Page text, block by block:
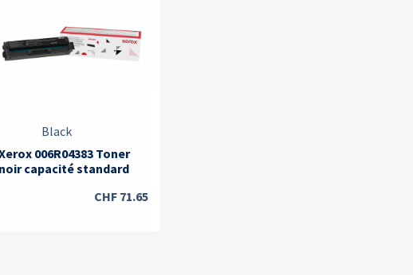
Black
006R04383 Toner
noir capacité standard
CHF71.65